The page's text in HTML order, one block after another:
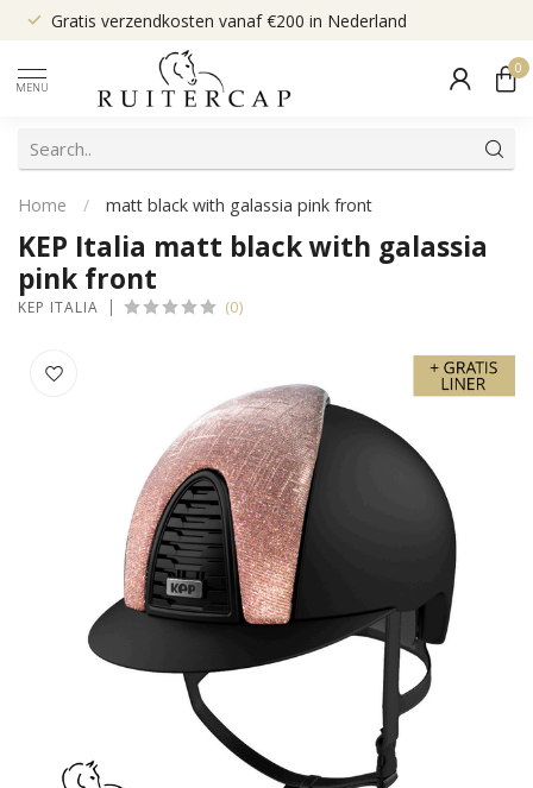
Gratis verzendkosten vanaf €200 in Nederland
MENU
0
Home / matt black with galassia pink front
KEP Italia matt black with galassia
pink front
KEP ITALIA (0)